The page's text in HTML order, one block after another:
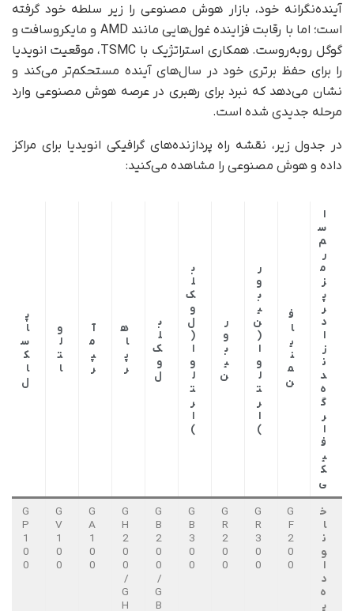
آینده‌نگرانه خود، بازار هوش مصنوعی را زیر سلطه خود گرفته
است؛ اما با رقابت فزاینده غول‌هایی مانند AMD و مایکروسافت و
گوگل روبه‌روست. همکاری استراتژیک با TSMC، موقعیت انویدیا
را برای حفظ برتری خود در سال‌های آینده مستحکم‌تر می‌کند و
نشان می‌دهد که نبرد برای رهبری در عرصه هوش مصنوعی وارد
مرحله جدیدی شده است.
در جدول زیر، نقشه راه پردازنده‌های گرافیکی انویدیا برای مراکز
داده و هوش مصنوعی را مشاهده می‌کنید:
ا
س
م
ر
م
ز
پ
ر
د
ا
ز
ن
د
ه
گ
ر
ا
ف
ی
ک
ی
ف
ا
ی
ن
م
ن
ر
و
ب
ی
ن
(
ا
و
ل
ت
ر
ا
)
ر
و
ب
ی
ن
ب
ل
ک‌
و
ل
(
ا
و
ل
ت
ر
ا
)
ب
ل
ک‌
و
ل
ه
ا
پ
ر
آ
م
پ
ر
و
ل
ت
ا
پ
ا
س
ک
ا
ل
خ
ا
ن
و
ا
د
ه
پ
G
F
2
0
0
G
R
3
0
0
G
R
2
0
0
G
B
3
0
0
G
B
2
0
0
/
G
B
G
H
2
0
0
/
G
H
G
A
1
0
0
G
V
1
0
0
G
P
1
0
0